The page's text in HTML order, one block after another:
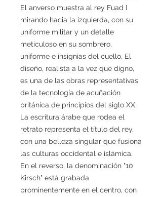
El anverso muestra al rey Fuad I
mirando hacia la izquierda, con su
uniforme militar y un detalle
meticuloso en su sombrero,
uniforme e insignias del cuello. El
diseño, realista a la vez que digno,
es una de las obras representativas
de la tecnología de acuñación
británica de principios del siglo XX.
La escritura árabe que rodea el
retrato representa el título del rey,
con una belleza singular que fusiona
las culturas occidental e islámica.
En el reverso, la denominación "10
Kirsch" está grabada
prominentemente en el centro, con